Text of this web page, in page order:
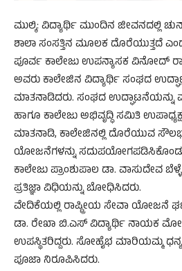
ಮುಲ್ಕಿ: ವಿದ್ಯಾರ್ಥಿ ಮುಂದಿನ ಜೀವನದಲ್ಲಿ
ಶಾಲಾ ಸಂಸತ್ತಿನ ಮೂಲಕ ದೊರೆಯುತ್ತದೆ
ಪೂರ್ವ ಕಾಲೇಜು ಉಪನ್ಯಾಸಕ ವಿನೋದ್
ಅವರು ಕಾಲೇಜಿನ ವಿದ್ಯಾರ್ಥಿ ಸಂಘದ
ಮಾತನಾಡಿದರು. ಸಂಘದ ಉದ್ಘಾಟನೆಯನ್ನು
ಹಾಗೂ ಕಾಲೇಜು ಅಭಿವೃದ್ಧಿ ಸಮಿತಿ
ಮಾತನಾಡಿ, ಕಾಲೇಜಿನಲ್ಲಿ ದೊರೆಯುವ
ಯೋಜನೆಗಳನ್ನು ಸದುಪಯೋಗಪಡಿಸಿಕೊಂಡು
ಕಾಲೇಜು ಪ್ರಾಂಶುಪಾಲ ಡಾ. ವಾಸುದೇವ
ಪ್ರತಿಜ್ಞಾ ವಿಧಿಯನ್ನು ಬೋಧಿಸಿದರು.
ವೇದಿಕೆಯಲ್ಲಿ ರಾಷ್ಟ್ರೀಯ ಸೇವಾ ಯೋಜನೆ
ಡಾ. ರೇಖಾ ಬಿ.ಎಸ್ ವಿದ್ಯಾರ್ಥಿ ನಾಯಕ
ಉಪಸ್ಥಿತರಿದ್ದರು. ಸೋಹೈಭ ಮಾರಿಯಮ್ಮ
ಪೂಜಾ ನಿರೂಪಿಸಿದರು.